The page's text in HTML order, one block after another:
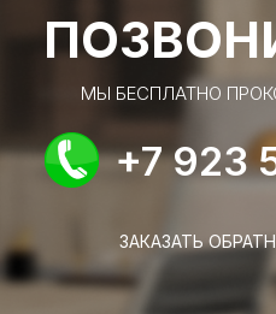
МЫ БЕСПЛАТНО
+7 923
ЗАКАЗАТЬ